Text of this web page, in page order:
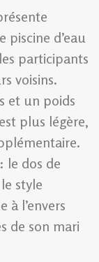
piscine d’eau
participants
voisins.
et un poids
plus légère,
le dos de
style
à l’envers
de son mari